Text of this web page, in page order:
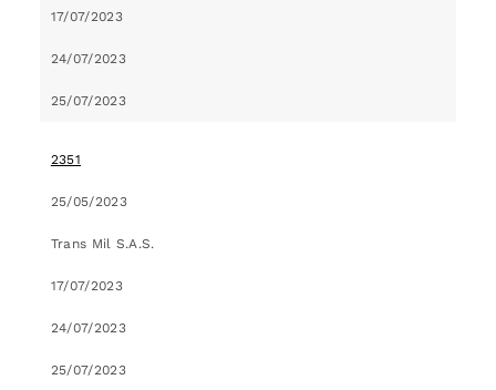
17/07/2023
24/07/2023
25/07/2023
2351
25/05/2023
Trans Mil S.A.S.
17/07/2023
24/07/2023
25/07/2023